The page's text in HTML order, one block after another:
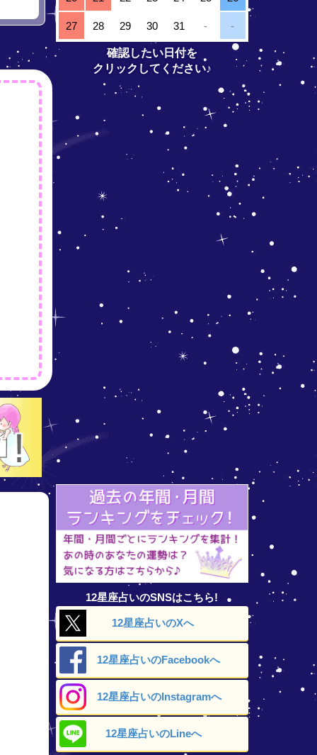
27 28 29 30 31 - -
確認したい日付を
クリックしてください♪
12星座占いのSNSはこちら!
12星座占いのXへ
12星座占いのFacebookへ
12星座占いのInstagramへ
12星座占いのLineへ